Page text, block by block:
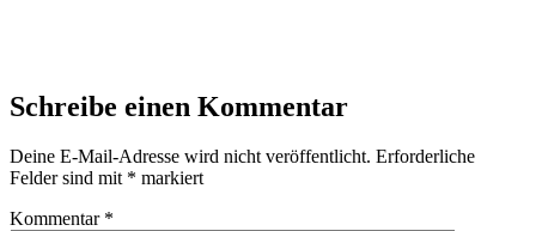
Schreibe einen Kommentar
Deine E-Mail-Adresse wird nicht veröffentlicht. Erforderliche
Felder sind mit * markiert
Kommentar *